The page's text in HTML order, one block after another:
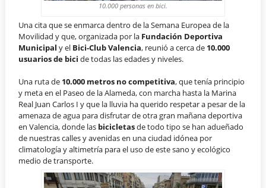
10.000 personas en bici.
Una cita que se enmarca dentro de la Semana Europea de la
Movilidad y que, organizada por la Fundación Deportiva
Municipal y el Bici-Club Valencia, reunió a cerca de 10.000
usuarios de bici de todas las edades y niveles.
Una ruta de 10.000 metros no competitiva, que tenía principio
y meta en el Paseo de la Alameda, con marcha hasta la Marina
Real Juan Carlos I y que la lluvia ha querido respetar a pesar de la
amenaza de agua para disfrutar de otra gran mañana deportiva
en Valencia, donde las bicicletasde todo tipo se han adueñado
de nuestras calles y avenidas en una ciudad idónea por
climatología y altimetría para el uso de este sano y ecológico
medio de transporte.